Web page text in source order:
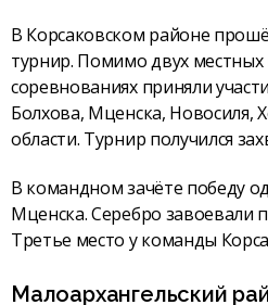
В Корсаковском районе
турнир. Помимо двух местных
соревнованиях приняли
Болхова, Мценска, Новосиля,
области. Турнир получился
В командном зачёте победу
Мценска. Серебро завоевали
Третье место у команды
Малоархангельский